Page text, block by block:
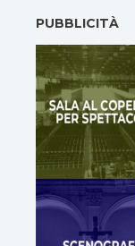
PUBBLICITÀ